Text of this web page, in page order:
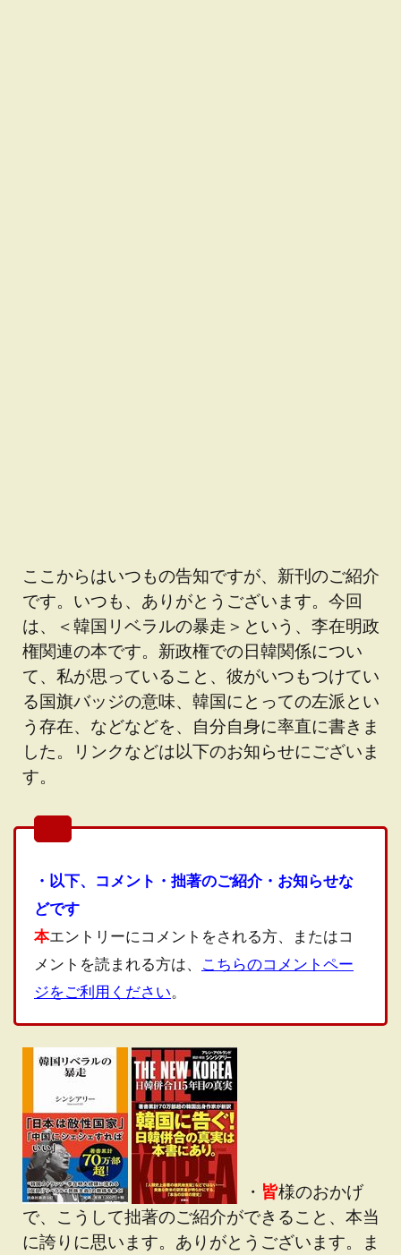
ここからはいつもの告知ですが、新刊のご紹介
です。いつも、ありがとうございます。今回
は、＜韓国リベラルの暴走＞という、李在明政
権関連の本です。新政権での日韓関係につい
て、私が思っていること、彼がいつもつけてい
る国旗バッジの意味、韓国にとっての左派とい
う存在、などなどを、自分自身に率直に書きま
した。リンクなどは以下のお知らせにございま
す。
・以下、コメント・拙著のご紹介・お知らせな
どです
本エントリーにコメントをされる方、またはコ
メントを読まれる方は、 こちらのコメントペー
ジをご利用ください。
・ 皆様のおかげ
で、こうして拙著のご紹介ができること、本当
に誇りに思います。ありがとうございます。ま